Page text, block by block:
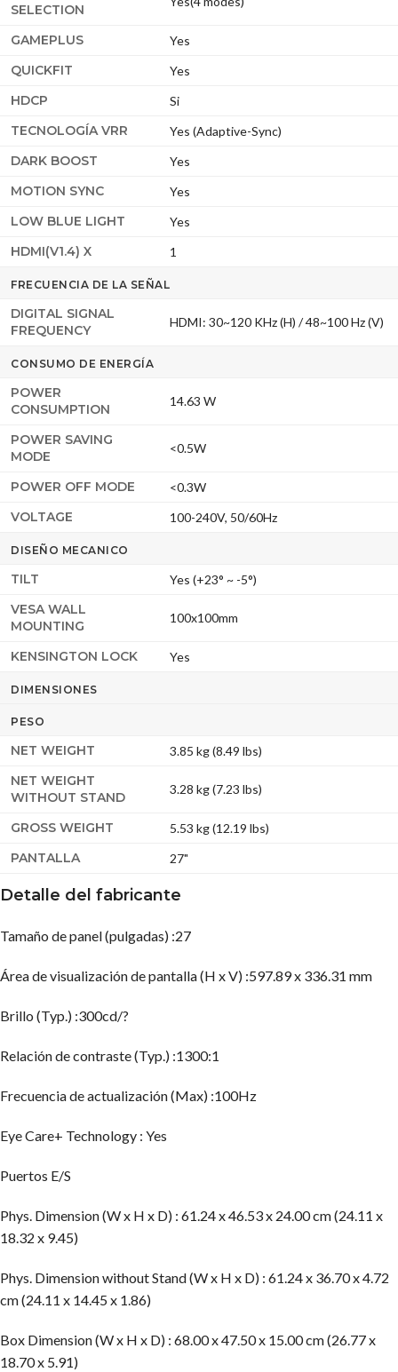
SELECTION
GAMEPLUS Yes
QUICKFIT Yes
HDCP Si
TECNOLOGÍA VRR Yes (Adaptive-Sync)
DARK BOOST Yes
MOTION SYNC Yes
LOW BLUE LIGHT Yes
HDMI(V1.4) X 1
FRECUENCIA DE LA SEÑAL
DIGITAL SIGNAL
FREQUENCY
HDMI: 30~120 KHz (H) / 48~100 Hz (V)
CONSUMO DE ENERGÍA
POWER
CONSUMPTION
14.63 W
POWER SAVING
MODE
<0.5W
POWER OFF MODE <0.3W
VOLTAGE 100-240V, 50/60Hz
DISEÑO MECANICO
TILT Yes (+23° ~ -5°)
VESA WALL
MOUNTING
100x100mm
KENSINGTON LOCK Yes
DIMENSIONES
PESO
NET WEIGHT 3.85 kg (8.49 lbs)
NET WEIGHT
WITHOUT STAND
3.28 kg (7.23 lbs)
GROSS WEIGHT 5.53 kg (12.19 lbs)
PANTALLA 27"
Detalle del fabricante
Tamaño de panel (pulgadas) :27
Área de visualización de pantalla (H x V) :597.89 x 336.31 mm
Brillo (Typ.) :300cd/?
Relación de contraste (Typ.) :1300:1
Frecuencia de actualización (Max) :100Hz
Eye Care+ Technology : Yes
Puertos E/S
Phys. Dimension (W x H x D) : 61.24 x 46.53 x 24.00 cm (24.11 x
18.32 x 9.45)
Phys. Dimension without Stand (W x H x D) : 61.24 x 36.70 x 4.72
cm (24.11 x 14.45 x 1.86)
Box Dimension (W x H x D) : 68.00 x 47.50 x 15.00 cm (26.77 x
18.70 x 5.91)